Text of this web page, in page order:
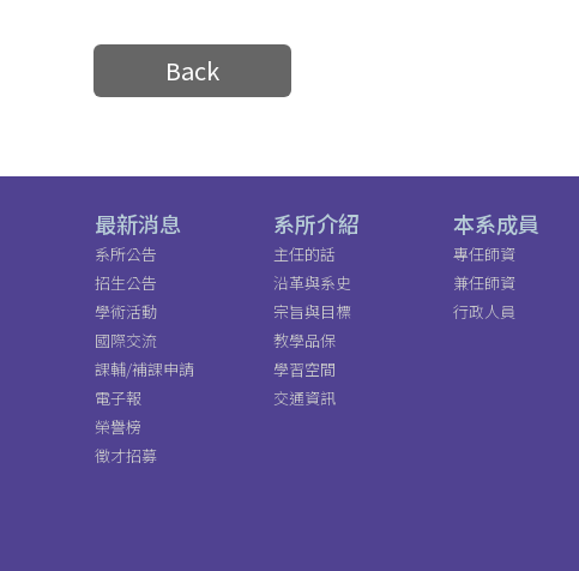
Back
最新消息
系所公告
招生公告
學術活動
國際交流
課輔/補課申請
電子報
榮譽榜
徵才招募
系所介紹
主任的話
沿革與系史
宗旨與目標
教學品保
學習空間
交通資訊
本系成員
專任師資
兼任師資
行政人員